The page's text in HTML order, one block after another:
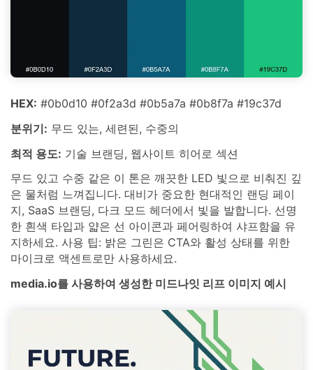
HEX: #0b0d10 #0f2a3d #0b5a7a #0b8f7a #19c37d
분위기: 무드 있는, 세련된, 수중의
최적 용도: 기술 브랜딩, 웹사이트 히어로 섹션
무드 있고 수중 같은 이 톤은 깨끗한 LED 빛으로 비춰진 깊
은 물처럼 느껴집니다. 대비가 중요한 현대적인 랜딩 페이
지, SaaS 브랜딩, 다크 모드 헤더에서 빛을 발합니다. 선명
한 흰색 타입과 얇은 선 아이콘과 페어링하여 샤프함을 유
지하세요. 사용 팁: 밝은 그린은 CTA와 활성 상태를 위한
마이크로 액센트로만 사용하세요.
media.io를 사용하여 생성한 미드나잇 리프 이미지 예시